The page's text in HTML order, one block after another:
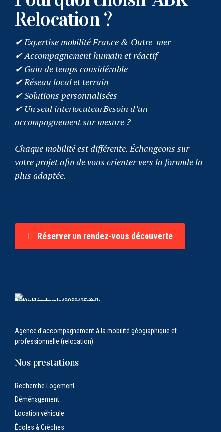
Relocation ?
✔ Expertise mobilité France & Outre-mer
✔ Accompagnement humain et réactif
✔ Gain de temps considérable
✔ Réseau local et terrain
✔ Solutions personnalisées
✔ Un seul interlocuteurBesoin d’un
accompagnement sur mesure ?
Chaque mobilité est différente. Échangeons sur
votre projet afin de vous orienter vers la formule la
plus adaptée.
Réserver un rendez-vous découverte
Agence d’accompagnement à la mobilité géographique et
professionnelle (relocation)
Nos prestations
Recherche Logement
Déménagement
Location véhicule
Écoles & Crèches